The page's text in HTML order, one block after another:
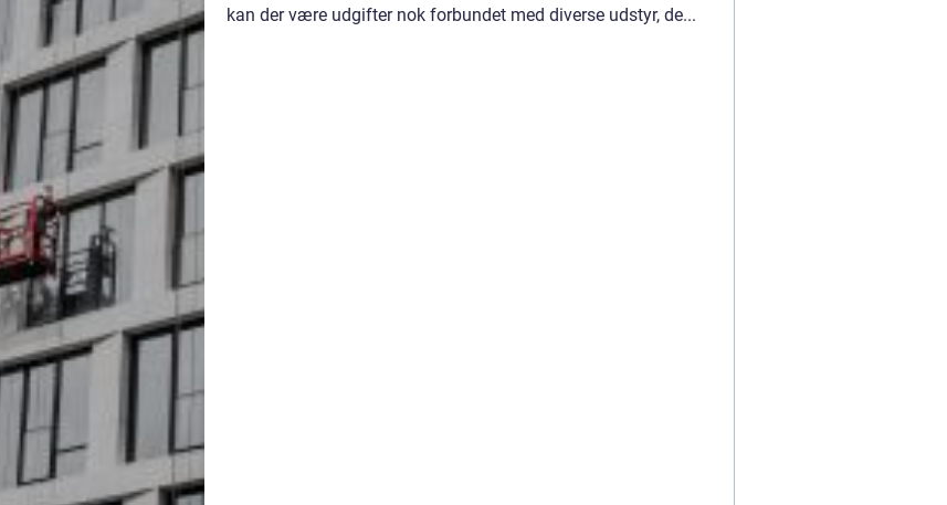
kan der være udgifter nok forbundet med diverse udstyr, de...